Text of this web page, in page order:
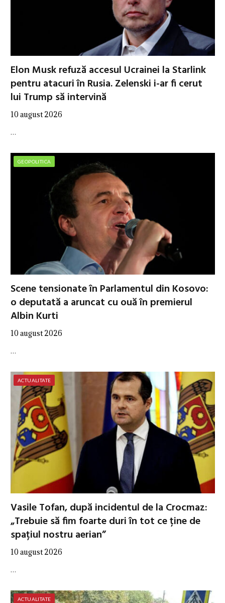
Elon Musk refuză accesul Ucrainei la Starlink
pentru atacuri în Rusia. Zelenski i-ar fi cerut
lui Trump să intervină
10 august 2026
…
GEOPOLITICA
Scene tensionate în Parlamentul din Kosovo:
o deputată a aruncat cu ouă în premierul
Albin Kurti
10 august 2026
…
ACTUALITATE
Vasile Tofan, după incidentul de la Crocmaz:
„Trebuie să fim foarte duri în tot ce ține de
spațiul nostru aerian”
10 august 2026
…
ACTUALITATE